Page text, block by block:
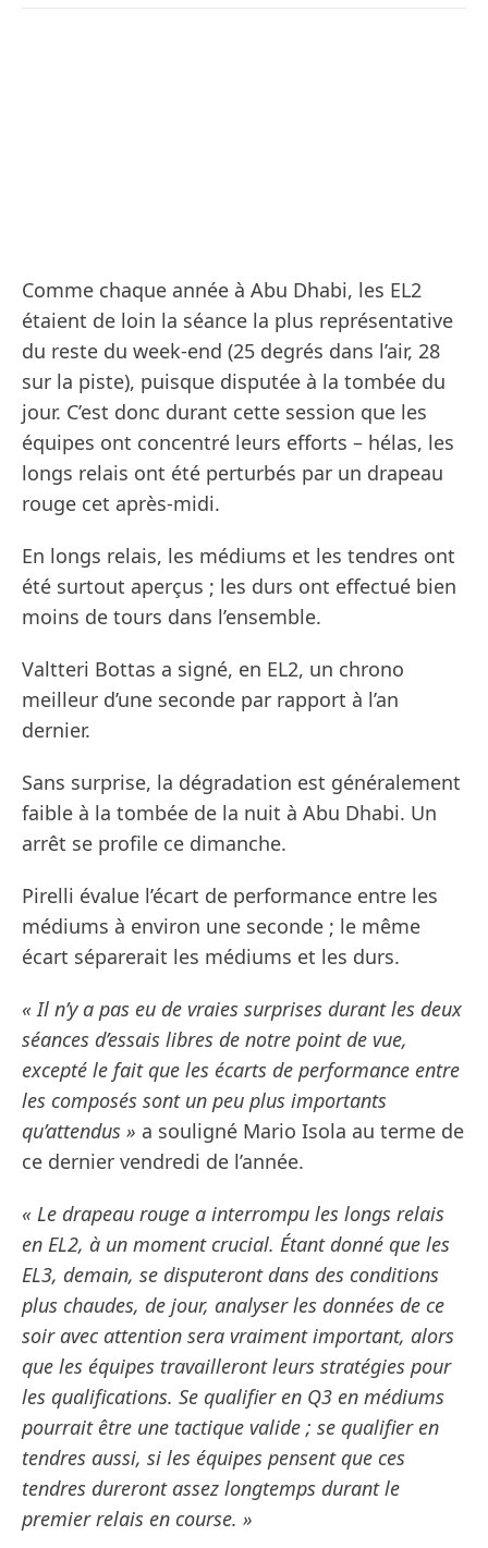
Comme chaque année à Abu Dhabi, les EL2
étaient de loin la séance la plus représentative
du reste du week-end (25 degrés dans l’air, 28
sur la piste), puisque disputée à la tombée du
jour. C’est donc durant cette session que les
équipes ont concentré leurs efforts – hélas, les
longs relais ont été perturbés par un drapeau
rouge cet après-midi.
En longs relais, les médiums et les tendres ont
été surtout aperçus ; les durs ont effectué bien
moins de tours dans l’ensemble.
Valtteri Bottas a signé, en EL2, un chrono
meilleur d’une seconde par rapport à l’an
dernier.
Sans surprise, la dégradation est généralement
faible à la tombée de la nuit à Abu Dhabi. Un
arrêt se profile ce dimanche.
Pirelli évalue l’écart de performance entre les
médiums à environ une seconde ; le même
écart séparerait les médiums et les durs.
« Il n’y a pas eu de vraies surprises durant les deux
séances d’essais libres de notre point de vue,
excepté le fait que les écarts de performance entre
les composés sont un peu plus importants
qu’attendus » a souligné Mario Isola au terme de
ce dernier vendredi de l’année.
« Le drapeau rouge a interrompu les longs relais
en EL2, à un moment crucial. Étant donné que les
EL3, demain, se disputeront dans des conditions
plus chaudes, de jour, analyser les données de ce
soir avec attention sera vraiment important, alors
que les équipes travailleront leurs stratégies pour
les qualifications. Se qualifier en Q3 en médiums
pourrait être une tactique valide ; se qualifier en
tendres aussi, si les équipes pensent que ces
tendres dureront assez longtemps durant le
premier relais en course. »